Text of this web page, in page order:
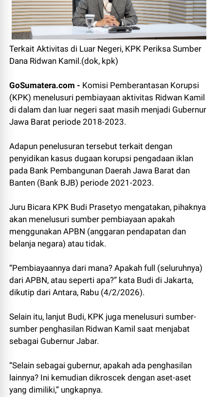
Terkait Aktivitas di Luar Negeri, KPK Periksa Sumber
Dana Ridwan Kamil.(dok, kpk)
GoSumatera.com - Komisi Pemberantasan Korupsi
(KPK) menelusuri pembiayaan aktivitas Ridwan Kamil
di dalam dan luar negeri saat masih menjadi Gubernur
Jawa Barat periode 2018-2023.
Adapun penelusuran tersebut terkait dengan
penyidikan kasus dugaan korupsi pengadaan iklan
pada Bank Pembangunan Daerah Jawa Barat dan
Banten (Bank BJB) periode 2021-2023.
Juru Bicara KPK Budi Prasetyo mengatakan, pihaknya
akan menelusuri sumber pembiayaan apakah
menggunakan APBN (anggaran pendapatan dan
belanja negara) atau tidak.
“Pembiayaannya dari mana? Apakah full (seluruhnya)
dari APBN, atau seperti apa?” kata Budi di Jakarta,
dikutip dari Antara, Rabu (4/2/2026).
Selain itu, lanjut Budi, KPK juga menelusuri sumber-
sumber penghasilan Ridwan Kamil saat menjabat
sebagai Gubernur Jabar.
“Selain sebagai gubernur, apakah ada penghasilan
lainnya? Ini kemudian dikroscek dengan aset-aset
yang dimiliki,” ungkapnya.